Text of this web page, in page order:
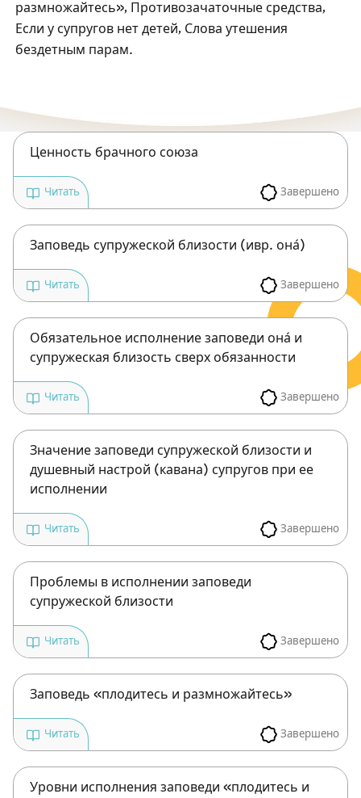
размножайтесь», Противозачаточные средства,
Если у супругов нет детей, Слова утешения
бездетным парам.
Ценность брачного союза
Завершено
Читать
Заповедь супружеской близости (ивр. она́)
Завершено
Читать
Обязательное исполнение заповеди она́ и
супружеская близость сверх обязанности
Завершено
Читать
Значение заповеди супружеской близости и
душевный настрой (кавана) супругов при ее
исполнении
Завершено
Читать
Проблемы в исполнении заповеди
супружеской близости
Завершено
Читать
Заповедь «плодитесь и размножайтесь»
Завершено
Читать
Уровни исполнения заповеди «плодитесь и
Зарегистрироваться
на сайте
Чтобы делать пометки на сайте,
необходимо зарегистрироваться.
Подписаться